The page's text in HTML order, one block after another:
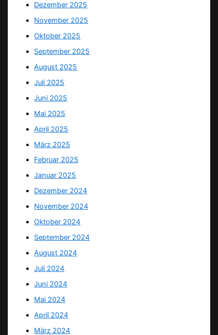
Dezember 2025
November 2025
Oktober 2025
September 2025
August 2025
Juli 2025
Juni 2025
Mai 2025
April 2025
März 2025
Februar 2025
Januar 2025
Dezember 2024
November 2024
Oktober 2024
September 2024
August 2024
Juli 2024
Juni 2024
Mai 2024
April 2024
März 2024